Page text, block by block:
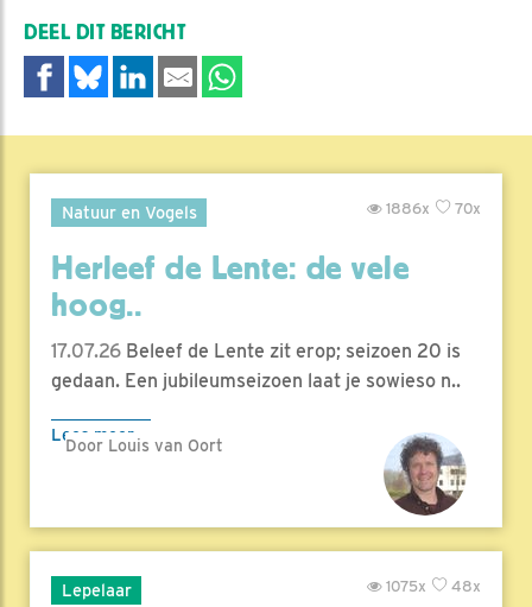
DEEL DIT BERICHT
Natuur en Vogels 70x
1886x
Herleef de Lente: de vele
hoog..
17.07.26 Beleef de Lente zit erop; seizoen 20 is
gedaan. Een jubileumseizoen laat je sowieso n..
Lees meer
Door Louis van Oort
Lepelaar 48x
1075x